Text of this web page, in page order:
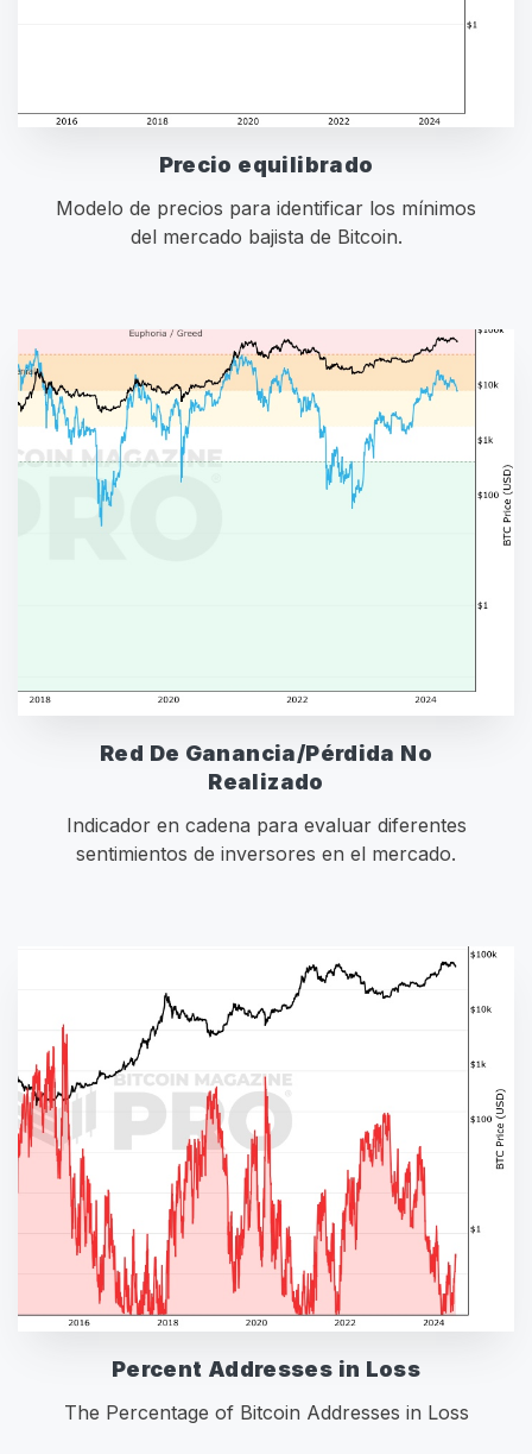
Precio equilibrado
Modelo de precios para identificar los mínimos
del mercado bajista de Bitcoin.
Red De Ganancia/Pérdida No
Realizado
Indicador en cadena para evaluar diferentes
sentimientos de inversores en el mercado.
Percent Addresses in Loss
The Percentage of Bitcoin Addresses in Loss